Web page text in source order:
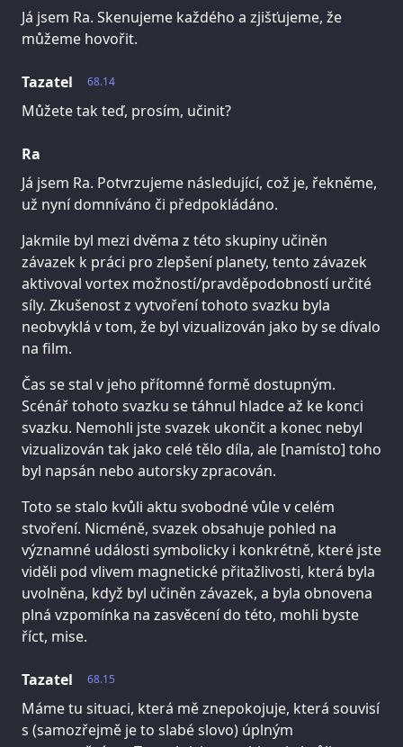
Já jsem Ra. Skenujeme každého a zjišťujeme, že
můžeme hovořit.
68.14
Tazatel
Můžete tak teď, prosím, učinit?
Ra
Já jsem Ra. Potvrzujeme následující, což je, řekněme,
už nyní domníváno či předpokládáno.
Jakmile byl mezi dvěma z této skupiny učiněn
závazek k práci pro zlepšení planety, tento závazek
aktivoval vortex možností/pravděpodobností určité
síly. Zkušenost z vytvoření tohoto svazku byla
neobvyklá v tom, že byl vizualizován jako by se dívalo
na film.
Čas se stal v jeho přítomné formě dostupným.
Scénář tohoto svazku se táhnul hladce až ke konci
svazku. Nemohli jste svazek ukončit a konec nebyl
vizualizován tak jako celé tělo díla, ale [namísto] toho
byl napsán nebo autorsky zpracován.
Toto se stalo kvůli aktu svobodné vůle v celém
stvoření. Nicméně, svazek obsahuje pohled na
významné události symbolicky i konkrétně, které jste
viděli pod vlivem magnetické přitažlivosti, která byla
uvolněna, když byl učiněn závazek, a byla obnovena
plná vzpomínka na zasvěcení do této, mohli byste
říct, mise.
68.15
Tazatel
Máme tu situaci, která mě znepokojuje, která souvisí
s (samozřejmě je to slabé slovo) úplným